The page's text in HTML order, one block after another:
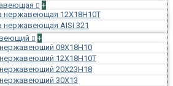
+
нержавеющая 12Х18Н10Т
нержавеющая AISI 321
+
08Х18Н10
12Х18Н10Т
20Х23Н18
30Х13